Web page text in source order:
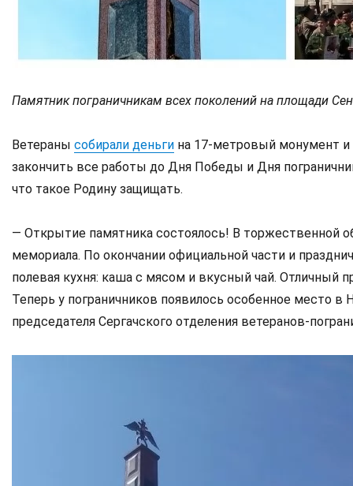
Памятник пограничникам всех поколений на площади
Ветераны собирали деньги на 17-метровый монумент и
закончить все работы до Дня Победы и Дня
что такое Родину защищать.
— Открытие памятника состоялось! В торжественной
мемориала. По окончании официальной части и
полевая кухня: каша с мясом и вкусный чай. Отличный
Теперь у пограничников появилось особенное место
председателя Сергачского отделения ветеранов-